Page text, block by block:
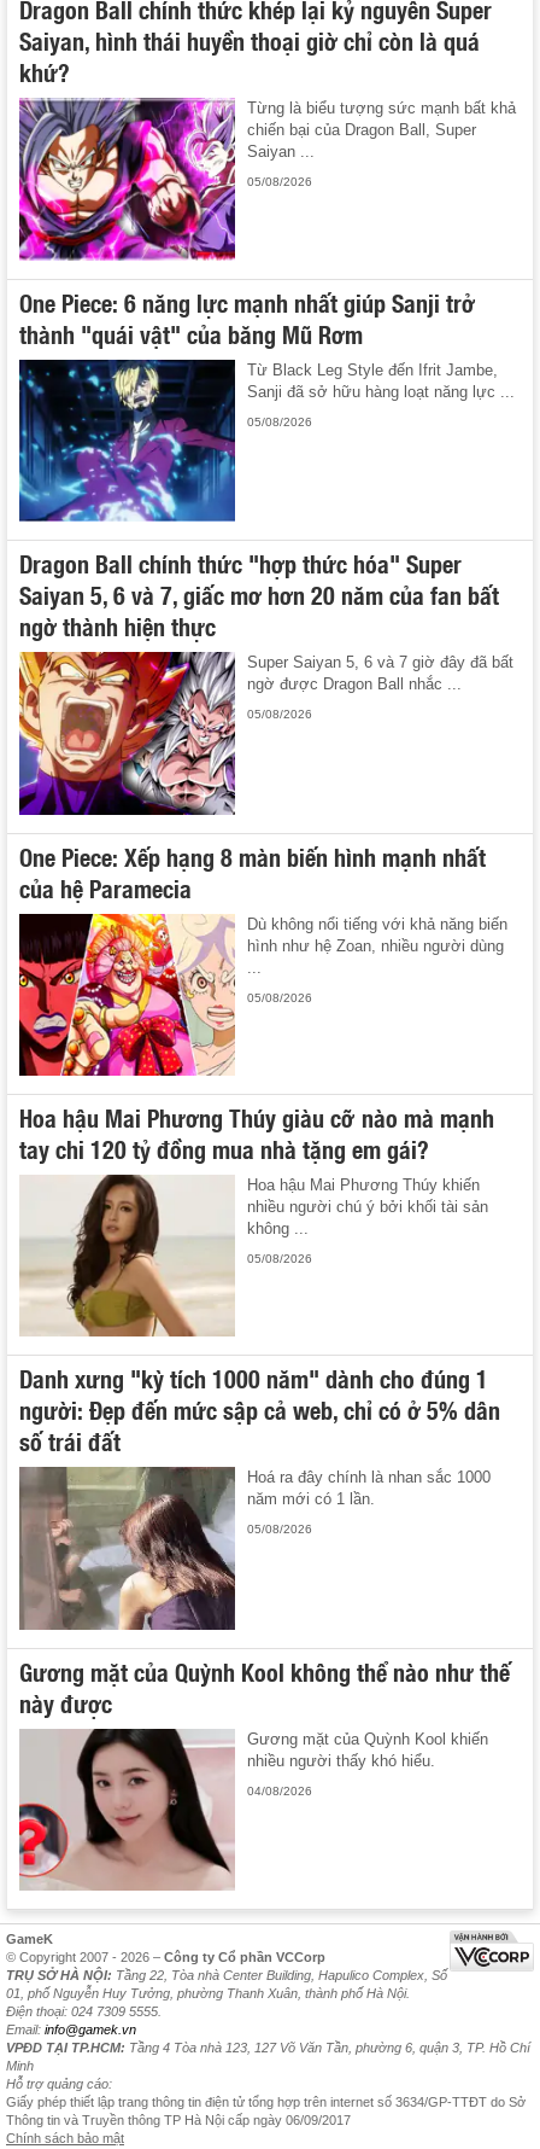
Dragon Ball chính thức khép lại kỷ nguyên Super
Saiyan, hình thái huyền thoại giờ chỉ còn là quá
khứ?
Từng là biểu tượng sức mạnh bất khả
chiến bại của Dragon Ball, Super
Saiyan ...
05/08/2026
One Piece: 6 năng lực mạnh nhất giúp Sanji trở
thành "quái vật" của băng Mũ Rơm
Từ Black Leg Style đến Ifrit Jambe,
Sanji đã sở hữu hàng loạt năng lực ...
05/08/2026
Dragon Ball chính thức "hợp thức hóa" Super
Saiyan 5, 6 và 7, giấc mơ hơn 20 năm của fan bất
ngờ thành hiện thực
Super Saiyan 5, 6 và 7 giờ đây đã bất
ngờ được Dragon Ball nhắc ...
05/08/2026
One Piece: Xếp hạng 8 màn biến hình mạnh nhất
của hệ Paramecia
Dù không nổi tiếng với khả năng biến
hình như hệ Zoan, nhiều người dùng
05/08/2026
Hoa hậu Mai Phương Thúy giàu cỡ nào mà mạnh
tay chi 120 tỷ đồng mua nhà tặng em gái?
Hoa hậu Mai Phương Thúy khiến
nhiều người chú ý bởi khối tài sản
không ...
05/08/2026
Danh xưng "kỳ tích 1000 năm" dành cho đúng 1
người: Đẹp đến mức sập cả web, chỉ có ở 5% dân
số trái đất
Hoá ra đây chính là nhan sắc 1000
năm mới có 1 lần.
05/08/2026
Gương mặt của Quỳnh Kool không thể nào như thế
này được
Gương mặt của Quỳnh Kool khiến
nhiều người thấy khó hiểu.
04/08/2026
GameK
© Copyright 2007 - 2026 – Công ty Cổ phần VCCorp
TRỤ SỞ HÀ NỘI: Tầng 22, Tòa nhà Center Building, Hapulico Complex, Số
01, phố Nguyễn Huy Tưởng, phường Thanh Xuân, thành phố Hà Nội.
Điện thoại: 024 7309 5555.
Email: info@gamek.vn
VPĐD TẠI TP.HCM: Tầng 4 Tòa nhà 123, 127 Võ Văn Tần, phường 6, quận 3, TP. Hồ Chí
Minh
Hỗ trợ quảng cáo:
Giấy phép thiết lập trang thông tin điện tử tổng hợp trên internet số 3634/GP-TTĐT do Sở
Thông tin và Truyền thông TP Hà Nội cấp ngày 06/09/2017
Chính sách bảo mật